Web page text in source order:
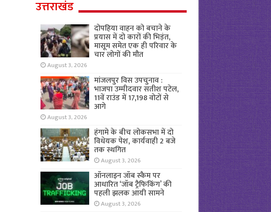
उत्तराखंड
दोपहिया वाहन को बचाने के
प्रयास में दो कारों की भिड़ंत,
मासूम समेत एक ही परिवार के
चार लोगों की मौत
August 3, 2026
मांजलपुर विस उपचुनाव :
भाजपा उम्मीदवार सतीश पटेल,
11वें राउंड में 17,198 वोटों से
आगे
August 3, 2026
हंगामे के बीच लोकसभा में दो
विधेयक पेश, कार्यवाही 2 बजे
तक स्थगित
August 3, 2026
ऑनलाइन जॉब स्कैम पर
आधारित ‘जॉब ट्रैफिकिंग’ की
पहली झलक आयी सामने
August 3, 2026